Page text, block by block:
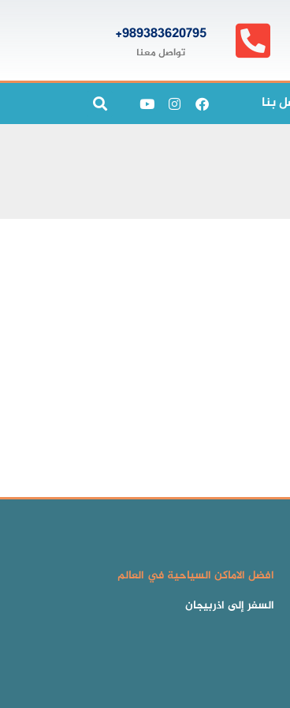
989383620795+
تواصل معنا
بنا
افضل الاماكن السياحية في العالم
السفر إلى اذربيجان